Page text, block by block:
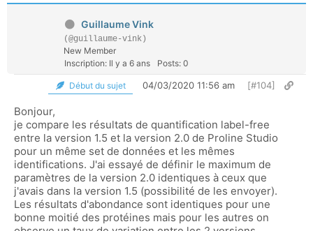
Guillaume Vink
(@guillaume-vink)
New Member
Inscription: Il y a 6 ans
Posts: 0
Début du sujet 04/03/2020 11:56 am [#104]
Bonjour,
je compare les résultats de quantification label-free
entre la version 1.5 et la version 2.0 de Proline Studio
pour un même set de données et les mêmes
identifications. J'ai essayé de définir le maximum de
paramètres de la version 2.0 identiques à ceux que
j'avais dans la version 1.5 (possibilité de les envoyer).
Les résultats d'abondance sont identiques pour une
bonne moitié des protéines mais pour les autres on